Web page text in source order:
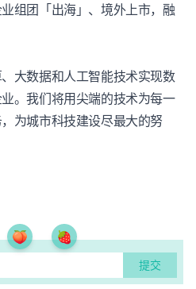
组团「出海」、境外上市，融
大数据和人工智能技术实现数
。我们将用尖端的技术为每一
为城市科技建设尽最大的努
🍑 🍓